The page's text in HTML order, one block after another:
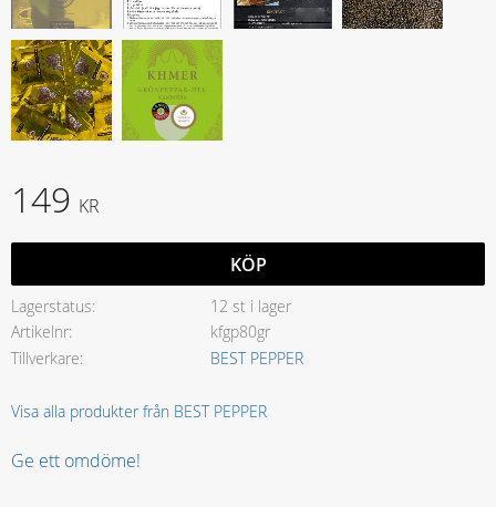
149 KR
KÖP
Lagerstatus
12 st i lager
Artikelnr
kfgp80gr
Tillverkare
BEST PEPPER
Visa alla produkter från BEST PEPPER
Ge ett omdöme!